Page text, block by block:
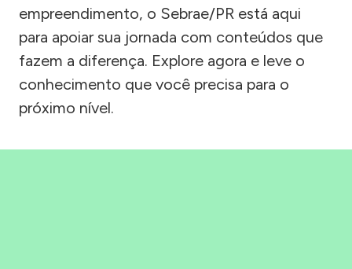
empreendimento, o Sebrae/PR está aqui
para apoiar sua jornada com conteúdos que
fazem a diferença. Explore agora e leve o
conhecimento que você precisa para o
próximo nível.